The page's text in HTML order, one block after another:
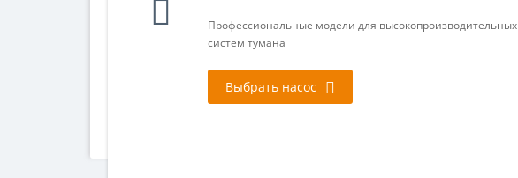
Профессиональные модели для высокопроизводительных
систем тумана
Выбрать насос